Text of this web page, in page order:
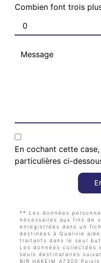
Combien font trois
En cochant cette
particulières ci-
** Les données
nécessaires aux fins de
enregistrées dans un
destinées à Qualivie
traitants dans le seul but
Les données collectées
seuls destinataires
BIR HAKEIM 47300